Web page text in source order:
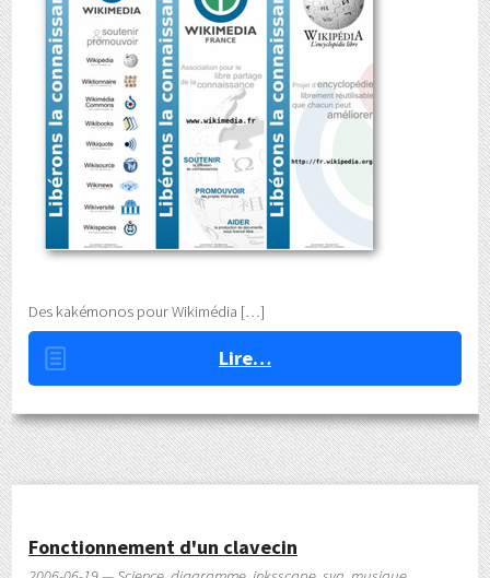
Des kakémonos pour Wikimédia
Lire…
Fonctionnement d'un clavecin